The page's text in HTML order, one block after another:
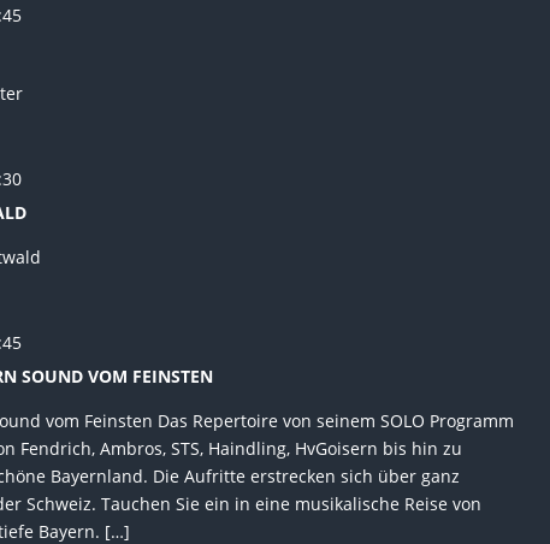
SOUND VOM FEINSTEN
vom Feinsten Das Repertoire von seinem SOLO Programm
Fendrich, Ambros, STS, Haindling, HvGoisern bis hin zu
Bayernland. Die Aufritte erstrecken sich über ganz
Schweiz. Tauchen Sie ein in eine musikalische Reise von
Bayern. […]